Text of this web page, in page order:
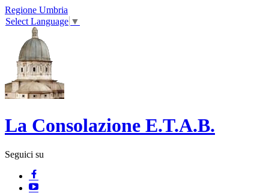
Regione Umbria
Select Language ▼
La Consolazione E.T.A.B.
Seguici su